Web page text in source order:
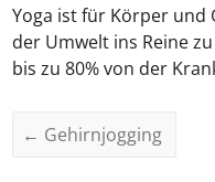
Yoga ist für Körper und
der Umwelt ins Reine
bis zu 80% von der
← Gehirnjogging